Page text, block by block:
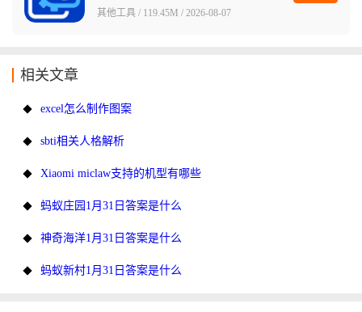
其他工具 / 119.45M / 2026-08-07
相关文章
excel怎么制作图案
sbti相关人格解析
Xiaomi miclaw支持的机型有哪些
蚂蚁庄园1月31日答案是什么
神奇海洋1月31日答案是什么
蚂蚁新村1月31日答案是什么